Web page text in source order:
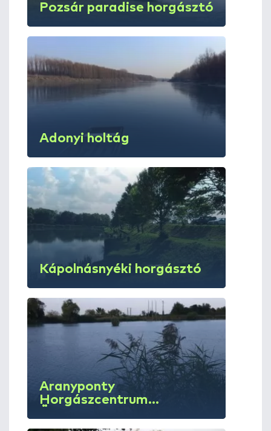
Pozsár paradise horgásztó
Adonyi holtág
Kápolnásnyéki horgásztó
Aranyponty
Horgászcentrum